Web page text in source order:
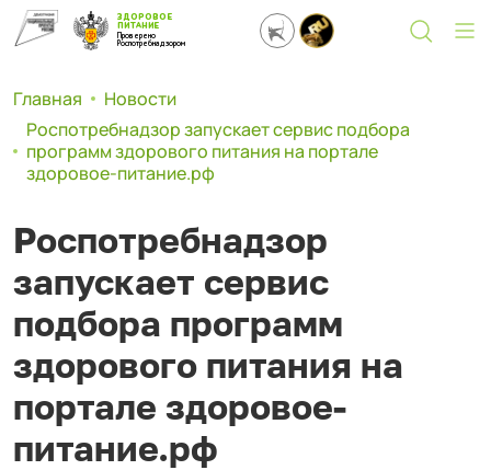
ЗДОРОВОЕ
ПИТАНИЕ
Проверено
Роспотребнадзором
Главная
Новости
Роспотребнадзор запускает сервис подбора
программ здорового питания на портале
здоровое-питание.рф
Роспотребнадзор
запускает сервис
подбора программ
здорового питания на
портале здоровое-
питание.рф